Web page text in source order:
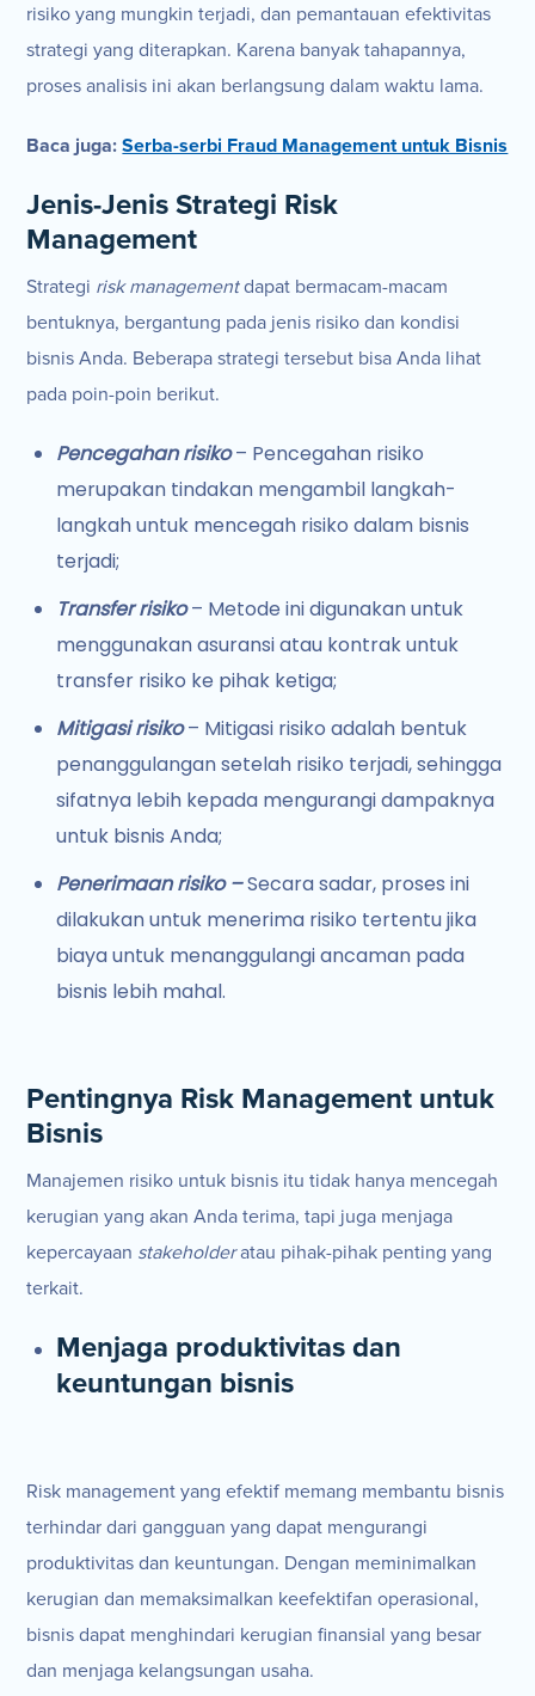
risiko yang mungkin terjadi, dan pemantauan efektivitas
strategi yang diterapkan. Karena banyak tahapannya,
proses analisis ini akan berlangsung dalam waktu lama.
Baca juga:Serba-serbi Fraud Management untuk Bisnis
Jenis-Jenis Strategi Risk
Management
Strategi risk managementdapat bermacam-macam
bentuknya, bergantung pada jenis risiko dan kondisi
bisnis Anda. Beberapa strategi tersebut bisa Anda lihat
pada poin-poin berikut.
Pencegahan risiko– Pencegahan risiko
merupakan tindakan mengambil langkah-
langkah untuk mencegah risiko dalam bisnis
terjadi;
Transfer risiko– Metode ini digunakan untuk
menggunakan asuransi atau kontrak untuk
transfer risiko ke pihak ketiga;
Mitigasi risiko– Mitigasi risiko adalah bentuk
penanggulangan setelah risiko terjadi, sehingga
sifatnya lebih kepada mengurangi dampaknya
untuk bisnis Anda;
Penerimaan risiko –Secara sadar, proses ini
dilakukan untuk menerima risiko tertentu jika
biaya untuk menanggulangi ancaman pada
bisnis lebih mahal.
Pentingnya Risk Management untuk
Bisnis
Manajemen risiko untuk bisnis itu tidak hanya mencegah
kerugian yang akan Anda terima, tapi juga menjaga
kepercayaan stakeholderatau pihak-pihak penting yang
terkait.
Menjaga produktivitas dan
keuntungan bisnis
Risk management yang efektif memang membantu bisnis
terhindar dari gangguan yang dapat mengurangi
produktivitas dan keuntungan. Dengan meminimalkan
kerugian dan memaksimalkan keefektifan operasional,
bisnis dapat menghindari kerugian finansial yang besar
dan menjaga kelangsungan usaha.